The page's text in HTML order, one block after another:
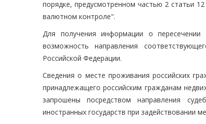
порядке, предусмотренном частью 2 статьи
валютном контроле".
Для получения информации о пересечении
возможность направления
Российской Федерации.
Сведения о месте проживания российских
принадлежащего российским гражданам
запрошены посредством направления
иностранных государств при